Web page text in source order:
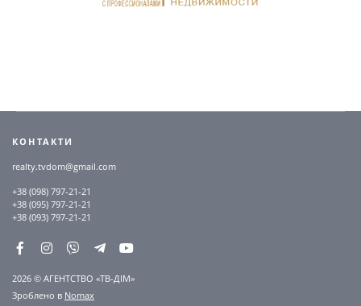
КОНТАКТИ
realty.tvdom@gmail.com
+38 (098) 797-21-21
+38 (095) 797-21-21
+38 (093) 797-21-21
2026 © АГЕНТСТВО «ТВ-ДІМ»
Зроблено в Nomax